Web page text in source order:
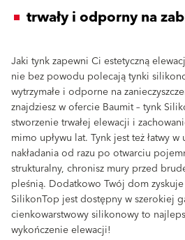
trwały i odporny na
Jaki tynk zapewni Ci estetyczną
nie bez powodu polecają tynki
wytrzymałe i odporne na
znajdziesz w ofercie Baumit – tynk
stworzenie trwałej elewacji i
mimo upływu lat. Tynk jest też łatwy
nakładania od razu po otwarciu
strukturalny, chronisz mury przed
pleśnią. Dodatkowo Twój dom
SilikonTop jest dostępny w szerokiej
cienkowarstwowy silikonowy to
wykończenie elewacji!